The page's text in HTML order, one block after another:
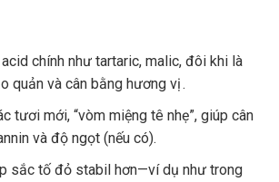
chính như tartaric, malic, đôi khi là
quản và cân bằng hương vị .
tươi mới, “vòm miệng tê nhẹ”, giúp cân
và độ ngọt (nếu có).
sắc tố đỏ stabil hơn—ví dụ như trong